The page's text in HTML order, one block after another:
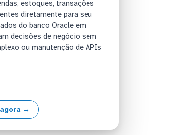
estoques, transações
diretamente para seu
do banco Oracle em
decisões de negócio sem
ou manutenção de APIs
→